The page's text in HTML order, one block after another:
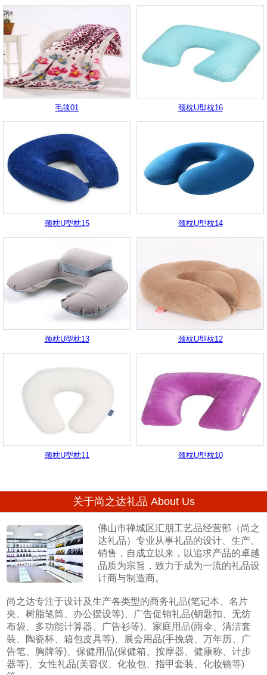
毛毯01 颈枕U型枕16
颈枕U型枕15 颈枕U型枕14
颈枕U型枕13 颈枕U型枕12
颈枕U型枕11 颈枕U型枕10
关于尚之达礼品 About Us
佛山市禅城区汇朋工艺品经营部（尚之
达礼品）专业从事礼品的设计、生产、
销售，自成立以来，以追求产品的卓越
品质为宗旨，致力于成为一流的礼品设
计商与制造商。
尚之达专注于设计及生产各类型的商务礼品(笔记本、名片
夹、树脂笔筒、办公摆设等)、广告促销礼品(钥匙扣、无纺
布袋、多功能计算器、广告衫等)、家庭用品(雨伞、清洁套
装、陶瓷杯、箱包皮具等)、展会用品(手挽袋、万年历、广
告笔、胸牌等)、保健用品(保健箱、按摩器、健康称、计步
器等)、女性礼品(美容仪、化妆包、指甲套装、化妆镜等)